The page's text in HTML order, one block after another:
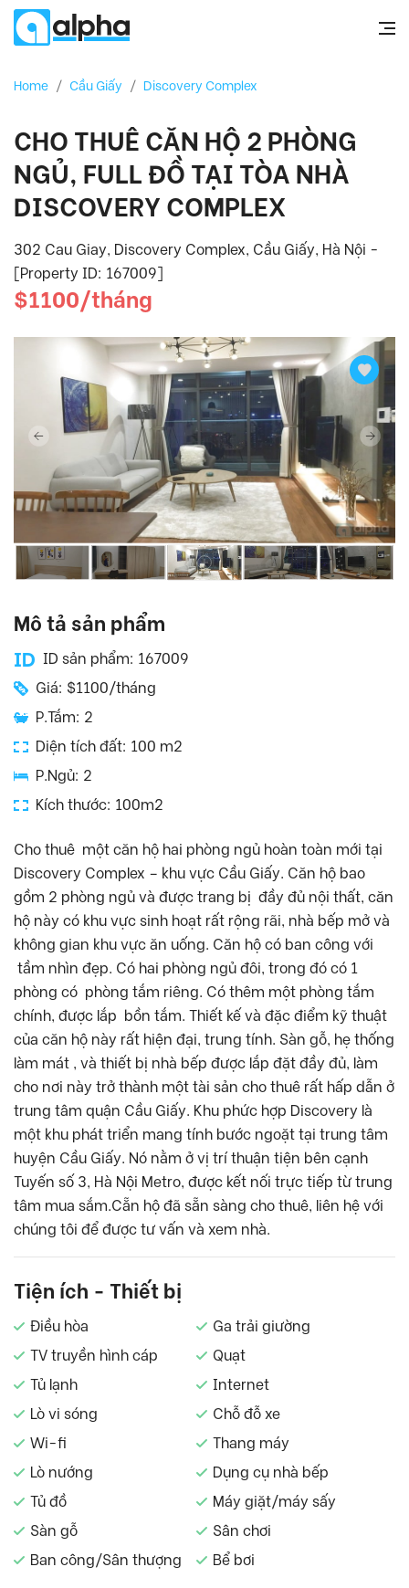
Home / Cầu Giấy / Discovery Complex
CHO THUÊ CĂN HỘ 2 PHÒNG
NGỦ, FULL ĐỒ TẠI TÒA NHÀ
DISCOVERY COMPLEX
302 Cau Giay, Discovery Complex, Cầu Giấy, Hà Nội -
[Property ID: 167009]
$1100/tháng
Mô tả sản phẩm
ID sản phẩm: 167009
Giá: $1100/tháng
P.Tắm: 2
Diện tích đất: 100 m2
P.Ngủ: 2
Kích thước: 100m2
Cho thuê một căn hộ hai phòng ngủ hoàn toàn mới tại
Discovery Complex – khu vực Cầu Giấy. Căn hộ bao
gồm 2 phòng ngủ và được trang bị đầy đủ nội thất, căn
hộ này có khu vực sinh hoạt rất rộng rãi, nhà bếp mở và
không gian khu vực ăn uống. Căn hộ có ban công với
tầm nhìn đẹp. Có hai phòng ngủ đôi, trong đó có 1
phòng có phòng tắm riêng. Có thêm một phòng tắm
chính, được lắp bồn tắm. Thiết kế và đặc điểm kỹ thuật
của căn hộ này rất hiện đại, trung tính. Sàn gỗ, hẹ thống
làm mát , và thiết bị nhà bếp được lắp đặt đầy đủ, làm
cho nơi này trở thành một tài sản cho thuê rất hấp dẫn ở
trung tâm quận Cầu Giấy. Khu phức hợp Discovery là
một khu phát triển mang tính bước ngoặt tại trung tâm
huyện Cầu Giấy. Nó nằm ở vị trí thuận tiện bên cạnh
Tuyến số 3, Hà Nội Metro, được kết nối trực tiếp từ trung
tâm mua sắm.Cẵn hộ đã sẵn sàng cho thuê, liên hệ với
chúng tôi để được tư vấn và xem nhà.
Tiện ích - Thiết bị
Điều hòa
Ga trải giường
TV truyền hình cáp
Quạt
Tủ lạnh
Internet
Lò vi sóng
Chỗ đỗ xe
Wi-fi
Thang máy
Lò nướng
Dụng cụ nhà bếp
Tủ đồ
Máy giặt/máy sấy
Sàn gỗ
Sân chơi
Ban công/Sân thượng
Bể bơi